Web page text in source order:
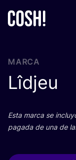
MARCA
Lîdjeu
Esta mar­ca se
paga­da de una de